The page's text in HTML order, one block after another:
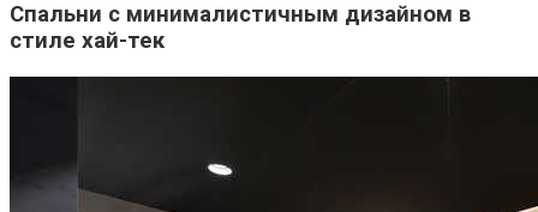
Спальни с минималистичным дизайном в
стиле хай-тек